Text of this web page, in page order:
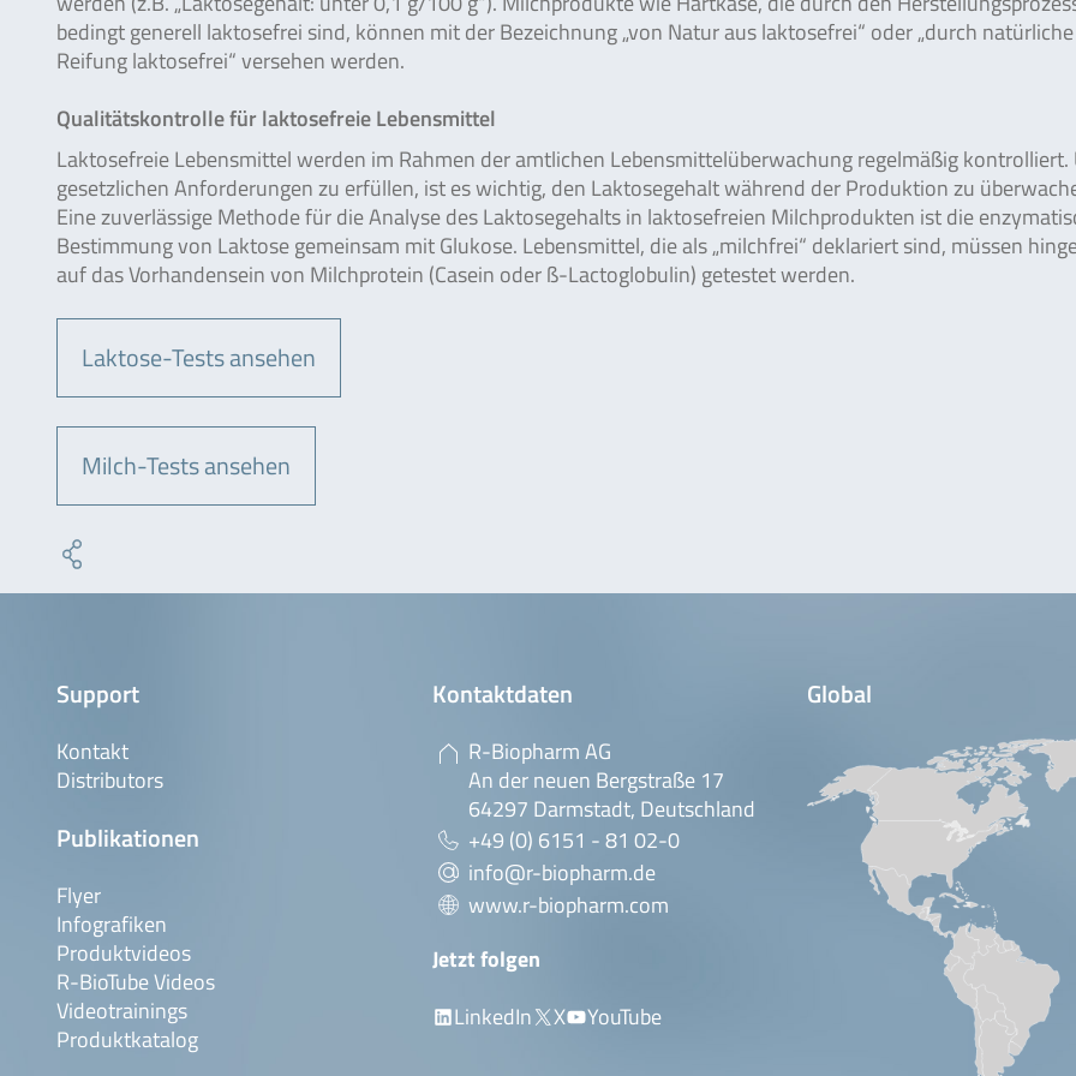
bedingt generell laktosefrei sind, können mit der Bezeichnung „von Natur aus laktosefrei“ oder „durch natürliche
Reifung laktosefrei“ versehen werden.
Qualitätskontrolle für laktosefreie Lebensmittel
Laktosefreie Lebensmittel werden im Rahmen der amtlichen Lebensmittelüberwachung regelmäßig kontrolliert.
gesetzlichen Anforderungen zu erfüllen, ist es wichtig, den Laktosegehalt während der Produktion zu
Eine zuverlässige Methode für die Analyse des Laktosegehalts in laktosefreien Milchprodukten ist die
Bestimmung von Laktose gemeinsam mit Glukose. Lebensmittel, die als „milchfrei“ deklariert sind, müssen
auf das Vorhandensein von Milchprotein (Casein oder ß-Lactoglobulin) getestet werden.
Laktose-Tests ansehen
Milch-Tests ansehen
Support
Kontakt
Distributors
Publikationen
Flyer
Infografiken
Produktvideos
R-BioTube Videos
Videotrainings
Produktkatalog
Kontaktdaten
R-Biopharm AG
An der neuen Bergstraße 17
64297 Darmstadt, Deutschland
+49 (0) 6151 - 81 02-0
info@r-biopharm.de
www.r-biopharm.com
Jetzt folgen
LinkedIn
X YouTube
Global